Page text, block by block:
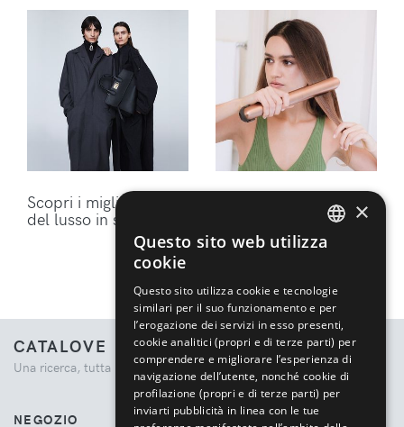
Scopri i migliori brand
del lusso in sconto
Ottieni lo styling
perfetto per i tuoi
capelli con gli
accessori Dyson
CATALOVE
Una ricerca, tutta la moda.
NEGOZIO
×
Questo sito web utilizza
cookie
Questo sito utilizza cookie e tecnologie
similari per il suo funzionamento e per
l’erogazione dei servizi in esso presenti,
cookie analitici (propri e di terze parti) per
comprendere e migliorare l’esperienza di
navigazione dell’utente, nonché cookie di
profilazione (propri e di terze parti) per
inviarti pubblicità in linea con le tue